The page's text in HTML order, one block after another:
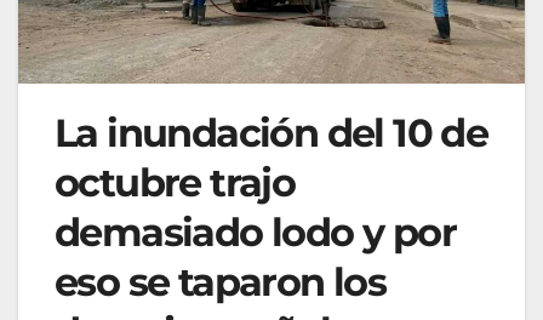
La inundación del 10 de
octubre trajo
demasiado lodo y por
eso se taparon los